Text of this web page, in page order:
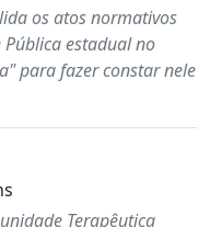
os atos normativos
estadual no
para fazer constar nele
Terapêutica